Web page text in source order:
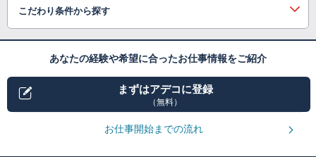
こだわり条件から探す
あなたの経験や希望に合ったお仕事情報をご紹介
まずはアデコに登録
（無料）
お仕事開始までの流れ